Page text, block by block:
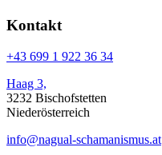
Kontakt
+43 699 1 922 36 34
Haag 3,
3232 Bischofstetten
Niederösterreich
info@nagual-schamanismus.at